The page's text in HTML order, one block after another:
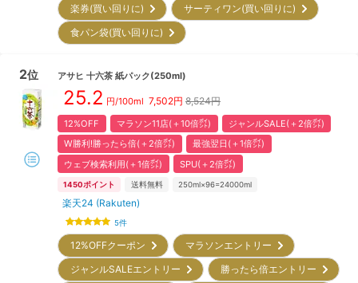
楽券(買い回りに)
サーティワン(買い回りに)
食パン袋(買い回りに)
2位 アサヒ 十六茶 紙パック(250ml)
25.2 円/100ml 7,502円 8,524円
12%OFF マラソン11店(＋10倍㌽)
ジャンルSALE(＋2倍㌽)
W勝利!勝ったら倍(＋2倍㌽)
最強翌日(＋1倍㌽)
ウェブ検索利用(＋1倍㌽)
SPU(＋2倍㌽)
1450ポイント 送料無料 250ml×96=24000ml
楽天24 (Rakuten)
5件
12%OFFクーポン
マラソンエントリー
ジャンルSALEエントリー
勝ったら倍エントリー